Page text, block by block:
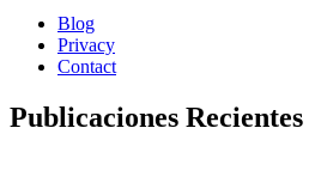
Blog
Privacy
Contact
Publicaciones Recientes